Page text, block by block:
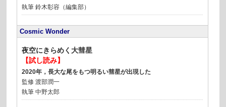
執筆 鈴木彰容（編集部）
Cosmic Wonder
夜空にきらめく大彗星
【試し読み】
2020年，長大な尾をもつ明るい彗星が出現した
監修渡部潤一
執筆中野太郎